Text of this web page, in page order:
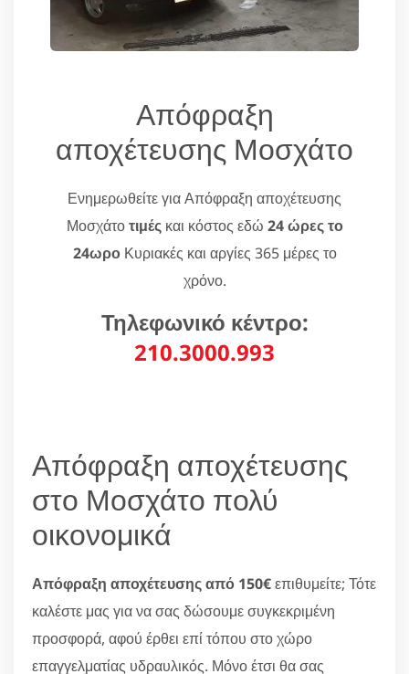
Απόφραξη
αποχέτευσης Μοσχάτο
Ενημερωθείτε για Απόφραξη αποχέτευσης
Μοσχάτοτιμέςκαι κόστος εδώ 24 ώρες το
24ωροΚυριακές και αργίες 365 μέρες το
χρόνο.
Τηλεφωνικό κέντρο:
210.3000.993
Απόφραξη αποχέτευσης
στο Μοσχάτο πολύ
οικονομικά
Απόφραξη αποχέτευσης από 150€επιθυμείτε; Τότε
καλέστε μας για να σας δώσουμε συγκεκριμένη
προσφορά, αφού έρθει επί τόπου στο χώρο
επαγγελματίας υδραυλικός. Μόνο έτσι θα σας